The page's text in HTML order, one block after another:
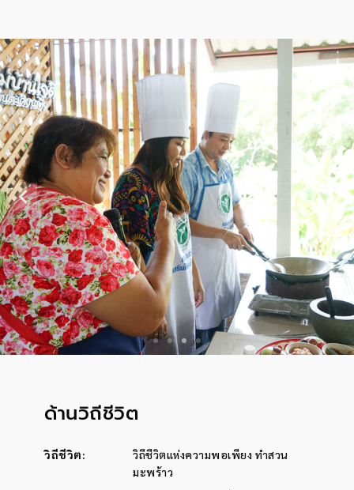
ด้านวิถีชีวิต
วิถีชีวิต:
วิถีชีวิตแห่งความพอเพียง ทำสวน
มะพร้าว